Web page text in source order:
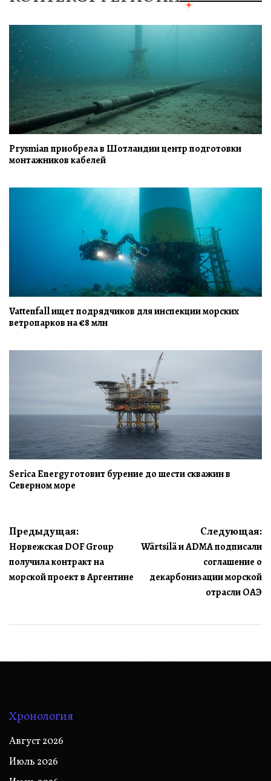
Prysmian приобрела в Шотландии центр подготовки
монтажников кабелей
Vattenfall ищет подрядчиков для инспекции морских
ветропарков на €8 млн
Serica Energy готовит бурение до шести скважин в
Северном море
Навигация
по
записям
Предыдущая:
Норвежская DOF Group
получила контракт на
морской проект в Аргентине
Следующая:
Wärtsilä и ADMA подписали
соглашение о
декарбонизации морской
отрасли ОАЭ
Хронология
Август 2026
Июль 2026